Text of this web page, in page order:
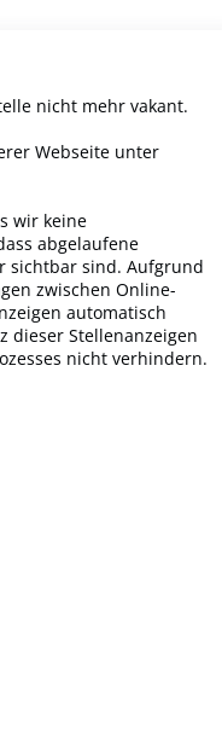
nicht mehr vakant.
Webseite unter
wir keine
abgelaufene
sichtbar sind. Aufgrund
zwischen Online-
automatisch
dieser Stellenanzeigen
nicht verhindern.